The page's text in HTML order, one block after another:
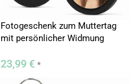
Fotogeschenk zum Muttertag
mit persönlicher Widmung
23,99 € *